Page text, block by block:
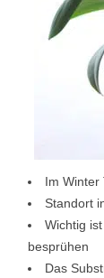
Im Winter
Standort
Wichtig
besprühen
Das